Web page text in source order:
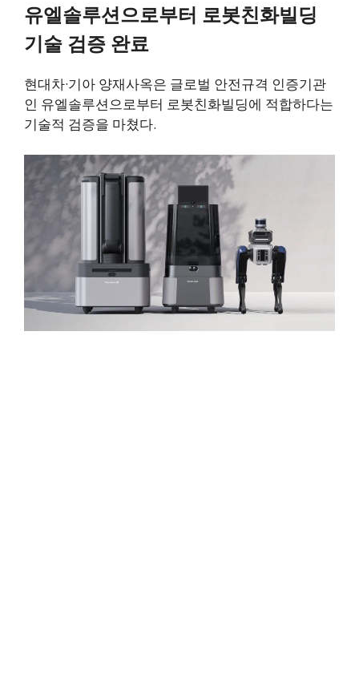
유엘솔루션으로부터 로봇친화빌딩
기술 검증 완료
현대차·기아 양재사옥은 글로벌 안전규격 인증기관
인 유엘솔루션으로부터 로봇친화빌딩에 적합하다는
기술적 검증을 마쳤다.